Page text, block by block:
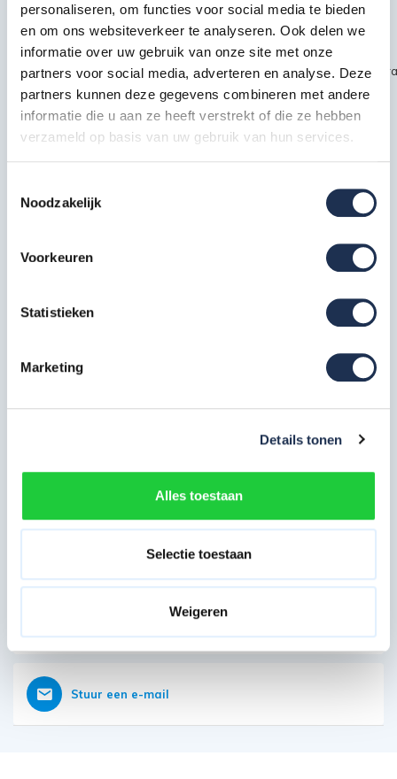
personaliseren, om functies voor social media te bieden
en om ons websiteverkeer te analyseren. Ook delen we
informatie over uw gebruik van onze site met onze
partners voor social media, adverteren en analyse. Deze
partners kunnen deze gegevens combineren met andere
informatie die u aan ze heeft verstrekt of die ze hebben
verzameld op basis van uw gebruik van hun services.
Noodzakelijk
Voorkeuren
Statistieken
Marketing
Details tonen
Alles toestaan
Selectie toestaan
Weigeren
Productbeschrijving
~~https://cdn.webshopapp.com/shops/189476/files/451435720/
safety1.jpg
EAN
Meest behulpzame reviews
veiligheidsnormen
Eerder bekeken door jou
Onze klantenservice is vanaf weer geopend
Bereikbaar op 085 - 06 56 19 2
Vraag nu direct een offerte aan
Stuur een e-mail